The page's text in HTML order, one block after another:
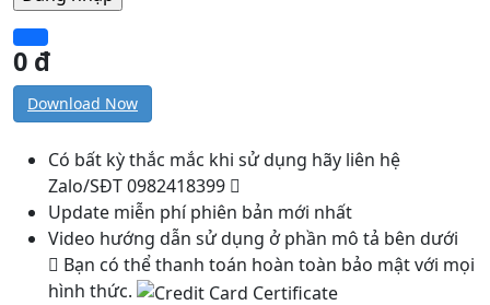
0 đ
Download Now
Có bất kỳ thắc mắc khi sử dụng hãy liên hệ
Zalo/SĐT 0982418399
Update miễn phí phiên bản mới nhất
Video hướng dẫn sử dụng ở phần mô tả bên dưới
Bạn có thể thanh toán hoàn toàn bảo mật với mọi
hình thức.